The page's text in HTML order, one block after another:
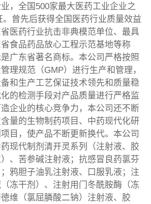
，全国500家最大医药工业企业之
曾先后获得全国医药行业质量效益
医药行业抗击非典模范单位、最具
食品药品放心工程示范基地等称
是广东省著名商标。本公司严格按照
理规范（GMP）进行生产和管理，
和生产工艺保证技术领先和质量稳
的检测手段对产品质量进行严格监
企业的核心竞争力，本公司还不断
量的生物制药项目、中药现代化研
目，使产品不断更新换代。本公司
现代制剂清开灵系列（注射液、胶
、苦参碱注射液；抗感冒良药氯芬
鸦胆子油乳注射液、口服乳液；注
冻干剂）、注射用门冬酰胺酶（冻
维（氯屈膦酸二钠）注射液、胶